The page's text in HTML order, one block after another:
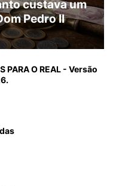
custava um
Pedro II
PARA O REAL - Versão